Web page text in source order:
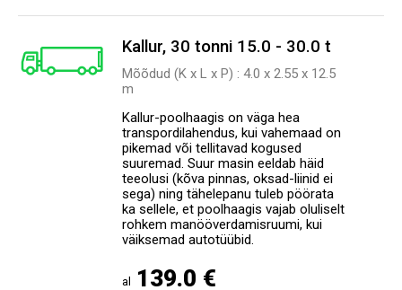
Kallur, 30 tonni 15.0 - 30.0 t
Mõõdud (K x L x P) : 4.0 х 2.55 х 12.5
m
Kallur-poolhaagis on väga hea
transpordilahendus, kui vahemaad on
pikemad või tellitavad kogused
suuremad. Suur masin eeldab häid
teeolusi (kõva pinnas, oksad-liinid ei
sega) ning tähelepanu tuleb pöörata
ka sellele, et poolhaagis vajab oluliselt
rohkem manööverdamisruumi, kui
väiksemad autotüübid.
al 139.0 €